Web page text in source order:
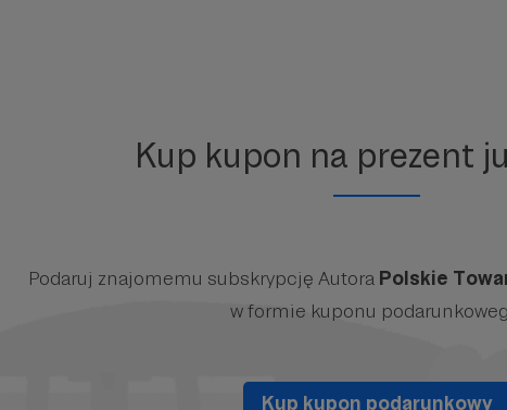
Kup kupon na prezent
Podaruj znajomemu subskrypcję Autora Polskie
w formie kuponu
Kup kupon podarunkowy